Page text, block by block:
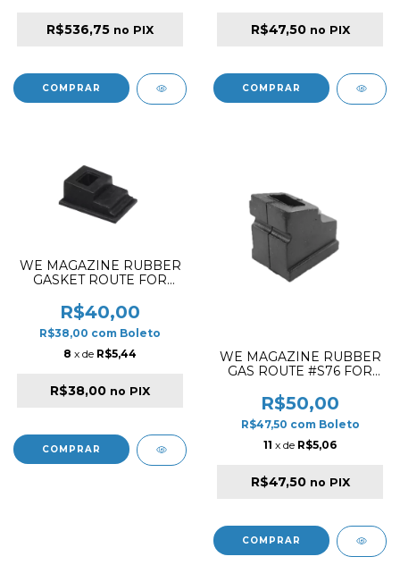
R$536,75 no PIX R$47,50 no PIX
WE MAGAZINE RUBBER
GASKET ROUTE FOR
R$40,00
R$38,00 com Boleto
8 x de R$5,44
R$38,00 no PIX
WE MAGAZINE RUBBER
GAS ROUTE #S76 FOR
R$50,00
R$47,50 com Boleto
11 x de R$5,06
R$47,50 no PIX